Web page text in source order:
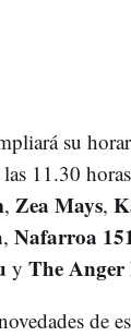
su
11.30
, Zea Mays,
, Nafarroa
y The Anger
de